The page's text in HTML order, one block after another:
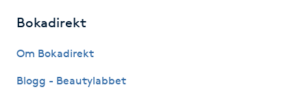
Bokadirekt
Om Bokadirekt
Blogg - Beautylabbet